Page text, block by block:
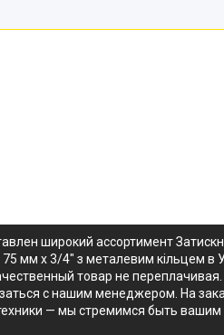
широкий ассортимент
75 мм х 3/4" з металевим кільцем
товар не
с нашим менеджером. На
— мы стремимся быть вашим